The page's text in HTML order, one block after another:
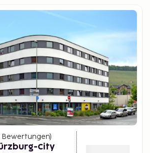
Bewertungen)
City